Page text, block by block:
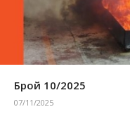
Брой 10/2025
07/11/2025